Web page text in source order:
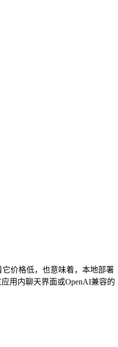
价格低，也意味着，本地部署
用内聊天界面或OpenAI兼容的